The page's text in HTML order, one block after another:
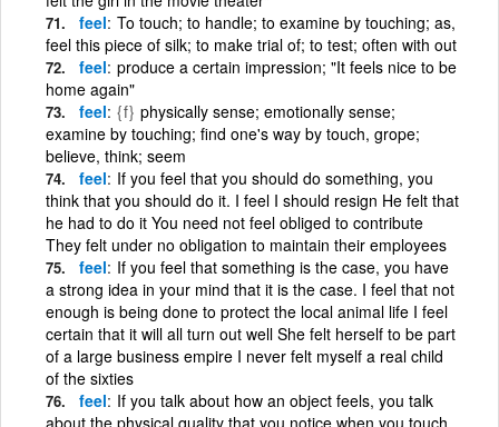
feel To touch; to handle; to examine by touching; as,
feel this piece of silk; to make trial of; to test; often with out
feel produce a certain impression; "It feels nice to be
home again"
feel {f} physically sense; emotionally sense;
examine by touching; find one's way by touch, grope;
believe, think; seem
feel If you feel that you should do something, you
think that you should do it. I feel I should resign He felt that
he had to do it You need not feel obliged to contribute
They felt under no obligation to maintain their employees
feel If you feel that something is the case, you have
a strong idea in your mind that it is the case. I feel that not
enough is being done to protect the local animal life I feel
certain that it will all turn out well She felt herself to be part
of a large business empire I never felt myself a real child
of the sixties
feel If you talk about how an object feels, you talk
about the physical quality that you notice when you touch